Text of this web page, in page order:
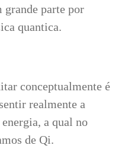
grande parte por
quantica.
conceptualmente é
realmente a
a qual no
de Qi.